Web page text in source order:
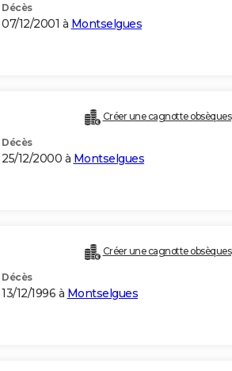
Décès
07/12/2001 à Montselgues
Créer une cagnotte obsèques
Décès
25/12/2000 à Montselgues
Créer une cagnotte obsèques
Décès
13/12/1996 à Montselgues